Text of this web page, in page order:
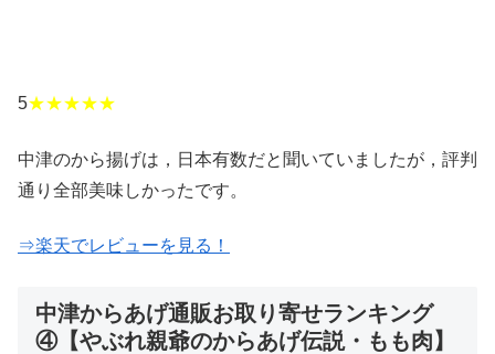
5★★★★★
中津のから揚げは，日本有数だと聞いていましたが，評判
通り全部美味しかったです。
⇒楽天でレビューを見る！
中津からあげ通販お取り寄せランキング
④【やぶれ親爺のからあげ伝説・もも肉】